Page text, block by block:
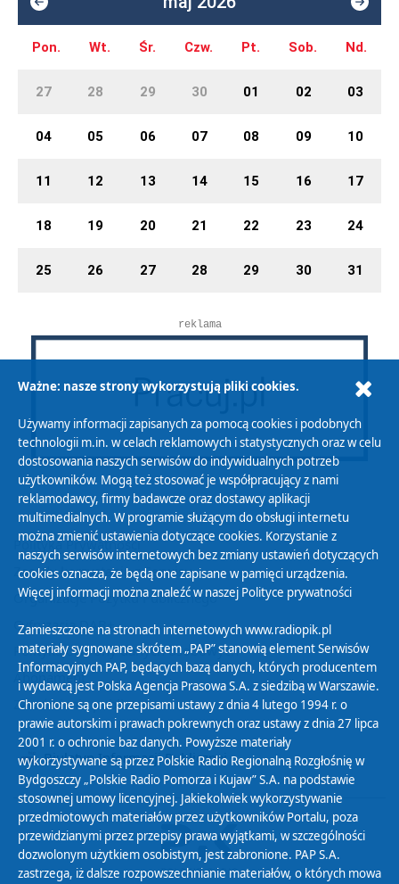
Pon. Wt. Śr. Czw. Pt. Sob. Nd.
27 28 29 30 01 02 03
04 05 06 07 08 09 10
11 12 13 14 15 16 17
18 19 20 21 22 23 24
25 26 27 28 29 30 31
reklama
Polityka Prywatności
Zasady korzystania z Serwisu
Organizacje Pożytku Publicznego
Cyfryzacja DAB+
Polityka ochrony danych osobowych
Abonament
Zamówienia publiczne
Biuletyn Informacji Publicznej
Ważne: nasze strony wykorzystują pliki cookies.
Używamy informacji zapisanych za pomocą cookies i podobnych
technologii m.in. w celach reklamowych i statystycznych oraz w celu
dostosowania naszych serwisów do indywidualnych potrzeb
użytkowników. Mogą też stosować je współpracujący z nami
reklamodawcy, firmy badawcze oraz dostawcy aplikacji
multimedialnych. W programie służącym do obsługi internetu
można zmienić ustawienia dotyczące cookies. Korzystanie z
naszych serwisów internetowych bez zmiany ustawień dotyczących
cookies oznacza, że będą one zapisane w pamięci urządzenia.
Więcej informacji można znaleźć w naszej Polityce prywatności
Zamieszczone na stronach internetowych www.radiopik.pl
materiały sygnowane skrótem „PAP” stanowią element Serwisów
Informacyjnych PAP, będących bazą danych, których producentem
i wydawcą jest Polska Agencja Prasowa S.A. z siedzibą w Warszawie.
Chronione są one przepisami ustawy z dnia 4 lutego 1994 r. o
prawie autorskim i prawach pokrewnych oraz ustawy z dnia 27 lipca
2001 r. o ochronie baz danych. Powyższe materiały
wykorzystywane są przez Polskie Radio Regionalną Rozgłośnię w
Bydgoszczy „Polskie Radio Pomorza i Kujaw” S.A. na podstawie
stosownej umowy licencyjnej. Jakiekolwiek wykorzystywanie
przedmiotowych materiałów przez użytkowników Portalu, poza
przewidzianymi przez przepisy prawa wyjątkami, w szczególności
dozwolonym użytkiem osobistym, jest zabronione. PAP S.A.
zastrzega, iż dalsze rozpowszechnianie materiałów, o których mowa